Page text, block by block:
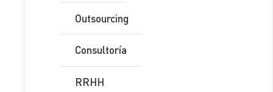
Outsourcing
Consultoría
RRHH
participaciones de una empresa
emergente) exentos
2. Regla especial de valoración de
los rendimientos del trabajo en
especie por acciones o